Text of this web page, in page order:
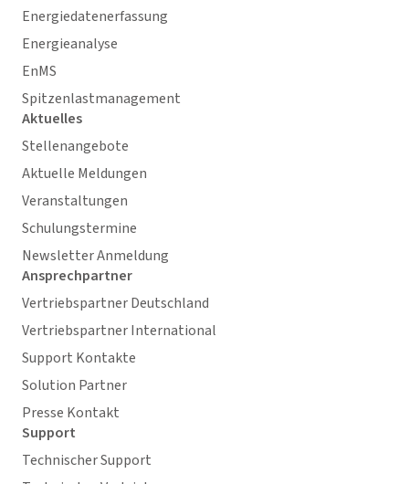
Energiedatenerfassung
Energieanalyse
EnMS
Spitzenlastmanagement
Aktuelles
Stellenangebote
Aktuelle Meldungen
Veranstaltungen
Schulungstermine
Newsletter Anmeldung
Ansprechpartner
Vertriebspartner Deutschland
Vertriebspartner International
Support Kontakte
Solution Partner
Presse Kontakt
Support
Technischer Support